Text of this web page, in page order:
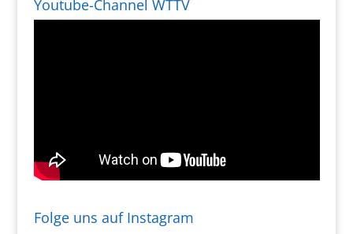
Youtube-Channel WTTV
Folge uns auf Instagram